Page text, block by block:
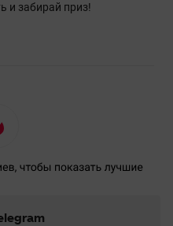
и забирай приз!